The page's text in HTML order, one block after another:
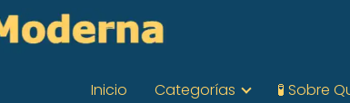
Inicio Categorías 🧪 Sobre